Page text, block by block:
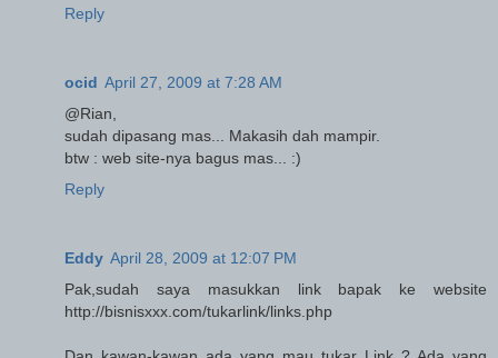
Reply
ocid April 27, 2009 at 7:28 AM
@Rian,
sudah dipasang mas... Makasih dah mampir.
btw : web site-nya bagus mas... :)
Reply
Eddy April 28, 2009 at 12:07 PM
Pak,sudah saya masukkan link bapak ke website
http://bisnisxxx.com/tukarlink/links.php